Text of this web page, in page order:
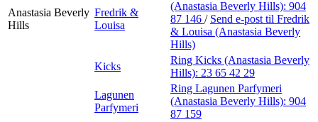
Anastasia Beverly
Hills
Fredrik &
Louisa
(Anastasia Beverly Hills): 904
87 146 / Send e-post til Fredrik
& Louisa (Anastasia Beverly
Hills)
Kicks
Ring Kicks (Anastasia Beverly
Hills): 23 65 42 29
Lagunen
Parfymeri
Ring Lagunen Parfymeri
(Anastasia Beverly Hills): 904
87 159